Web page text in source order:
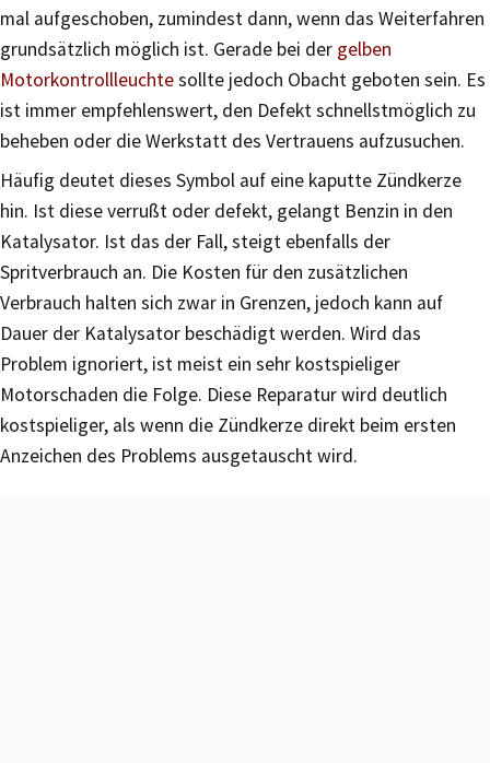
mal aufgeschoben, zumindest dann, wenn das Weiterfahren
grundsätzlich möglich ist. Gerade bei der gelben
Motorkontrollleuchtesollte jedoch Obacht geboten sein. Es
ist immer empfehlenswert, den Defekt schnellstmöglich zu
beheben oder die Werkstatt des Vertrauens aufzusuchen.
Häufig deutet dieses Symbol auf eine kaputte Zündkerze
hin. Ist diese verrußt oder defekt, gelangt Benzin in den
Katalysator. Ist das der Fall, steigt ebenfalls der
Spritverbrauch an. Die Kosten für den zusätzlichen
Verbrauch halten sich zwar in Grenzen, jedoch kann auf
Dauer der Katalysator beschädigt werden. Wird das
Problem ignoriert, ist meist ein sehr kostspieliger
Motorschaden die Folge. Diese Reparatur wird deutlich
kostspieliger, als wenn die Zündkerze direkt beim ersten
Anzeichen des Problems ausgetauscht wird.